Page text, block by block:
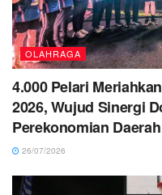
OLAHRAGA
4.000 Pelari
2026, Wujud Sinergi
Perekonomian Daerah
26/07/2026